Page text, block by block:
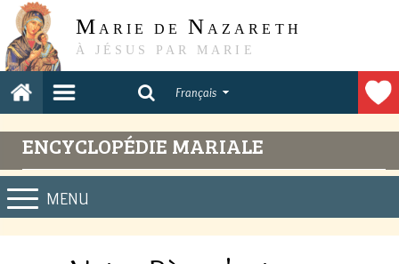
M ARIE DE N AZARETH
À JÉSUS PAR MARIE
Français
ENCYCLOPÉDIE MARIALE
MENU